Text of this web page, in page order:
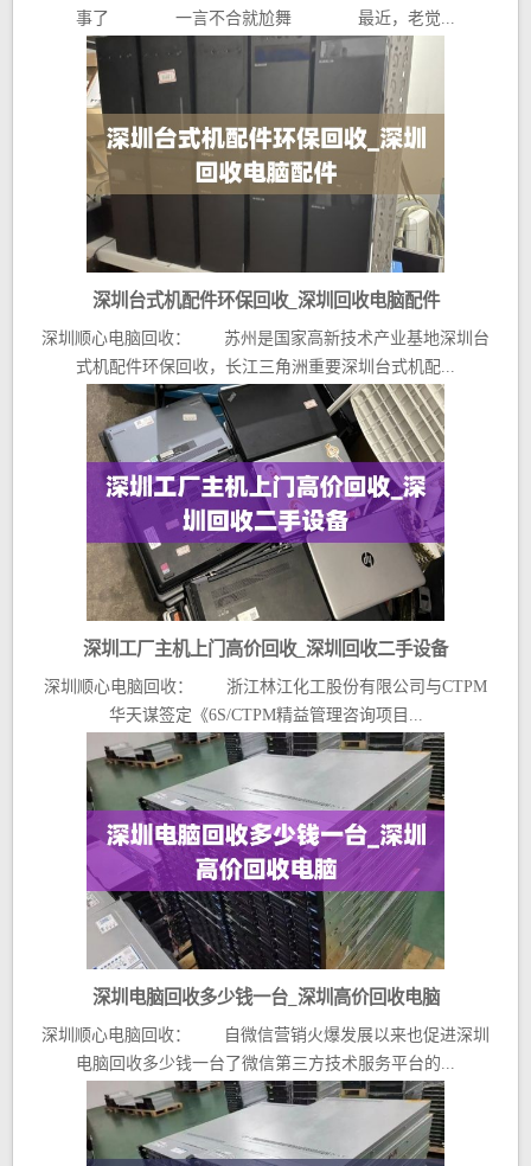
事了 一言不合就尬舞 最近，老觉...
深圳台式机配件环保回收_深圳回收电脑配件
深圳顺心电脑回收： 苏州是国家高新技术产业基地深圳台
式机配件环保回收，长江三角洲重要深圳台式机配...
深圳工厂主机上门高价回收_深圳回收二手设备
深圳顺心电脑回收： 浙江林江化工股份有限公司与CTPM
华天谋签定《6S/CTPM精益管理咨询项目...
深圳电脑回收多少钱一台_深圳高价回收电脑
深圳顺心电脑回收： 自微信营销火爆发展以来也促进深圳
电脑回收多少钱一台了微信第三方技术服务平台的...